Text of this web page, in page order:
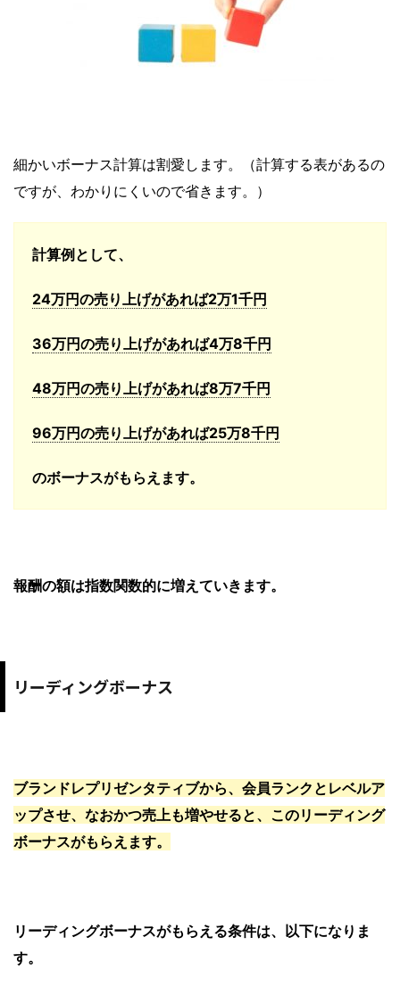
細かいボーナス計算は割愛します。（計算する表があるの
ですが、わかりにくいので省きます。）
計算例として、
24万円の売り上げがあれば2万1千円
36万円の売り上げがあれば4万8千円
48万円の売り上げがあれば8万7千円
96万円の売り上げがあれば25万8千円
のボーナスがもらえます。
報酬の額は指数関数的に増えていきます。
リーディングボーナス
ブランドレプリゼンタティブから、 会員ランクとレベルア
ップさせ、なおかつ売上も増やせると、このリーディング
ボーナスがもらえます。
リーディングボーナスがもらえる条件は、以下になりま
す。